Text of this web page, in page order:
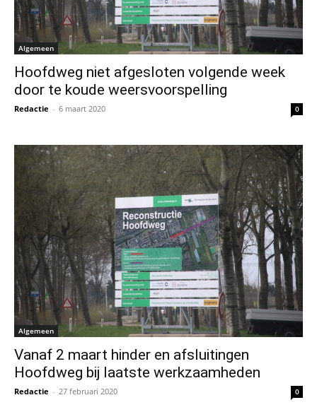
Algemeen
Hoofdweg niet afgesloten volgende week
door te koude weersvoorspelling
Redactie - 6 maart 2020 0
Algemeen
Vanaf 2 maart hinder en afsluitingen
Hoofdweg bij laatste werkzaamheden
Redactie - 27 februari 2020 0